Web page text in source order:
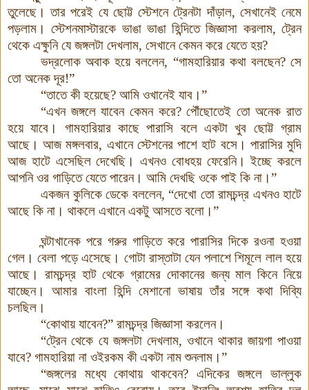
তুলেছে। তার পরেই যে ছোট্ট স্টেশনে ট্রেনটা দাঁড়াল, সেখানেই নেমে
পড়লাম। স্টেশনমাস্টারকে ভাঙা ভাঙা হিন্দিতে জিজ্ঞাসা করলাম, ট্রেন
থেকে এক্ষুনি যে জঙ্গলটা দেখলাম, সেখানে কেমন করে যেতে হয়?
ভদ্রলোক অবাক হয়ে বললেন, “গামহারিয়ার কথা বলছেন? সে
তো অনেক দূর!”
“তাতে কী হয়েছে? আমি ওখানেই যাব ।”
“এখন জঙ্গলে যাবেন কেমন করে? পৌঁছোতেই তো অনেক রাত
হয়ে যাবে। গামহারিয়ার কাছে পারাসি বলে একটা খুব ছোট্ট গ্রাম
আছে। আজ মঙ্গলবার, এখানে স্টেশনের পাশে হাট বসে। পারাসির মুদি
আজ হাটে এসেছিল দেখেছি। এখনও বোধহয় ফেরেনি। ইচ্ছে করলে
আপনি ওর গাড়িতে যেতে পারেন। আমি দেখছি ওকে পাই কি না ।”
একজন কুলিকে ডেকে বললেন, “দেখো তো রামচন্দ্র এখনও হাটে
আছে কি না। থাকলে এখানে একটু আসতে বলো।”
ঘন্টাখানেক পরে গরুর গাড়িতে করে পারাসির দিকে রওনা হওয়া
গেল। বেলা পড়ে এসেছে। গোটা রাস্তাটা যেন পলাশে শিমূলে লাল হয়ে
আছে। রামচন্দ্র হাট থেকে গ্রামের দোকানের জন্য মাল কিনে নিয়ে
যাচ্ছেন। আমার বাংলা হিন্দি মেশানো ভাষায় তাঁর সঙ্গে কথা দিব্যি
চলছিল।
“কোথায় যাবেন?” রামচন্দ্র জিজ্ঞাসা করলেন।
“ট্রেন থেকে যে জঙ্গলটা দেখলাম, ওখানে থাকার জায়গা পাওয়া
যাবে? গামহারিয়া না ওইরকম কী একটা নাম শুনলাম ।”
“জঙ্গলের মধ্যে কোথায় থাকবেন? এদিকের জঙ্গলে ভাল্লুক